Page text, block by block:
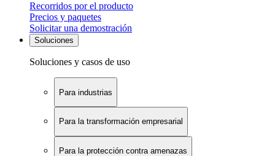
Recorridos por el producto
Precios y paquetes
Solicitar una demostración
Soluciones
Soluciones y casos de uso
Para industrias
Para la transformación empresarial
Para la protección contra amenazas